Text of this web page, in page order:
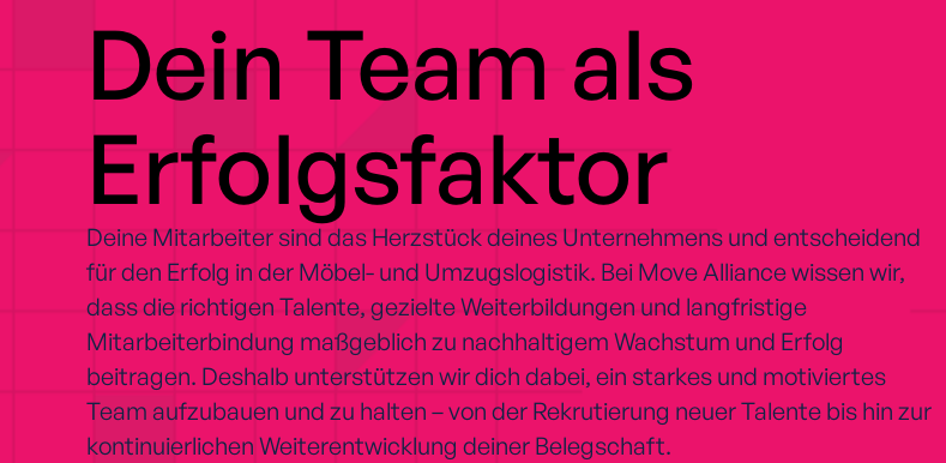
Dein Team als
Erfolgsfaktor
Deine Mitarbeiter sind das Herzstück deines Unternehmens und entscheidend
für den Erfolg in der Möbel- und Umzugslogistik. Bei Move Alliance wissen wir,
dass die richtigen Talente, gezielte Weiterbildungen und langfristige
Mitarbeiterbindung maßgeblich zu nachhaltigem Wachstum und Erfolg
beitragen. Deshalb unterstützen wir dich dabei, ein starkes und motiviertes
Team aufzubauen und zu halten – von der Rekrutierung neuer Talente bis hin zur
kontinuierlichen Weiterentwicklung deiner Belegschaft.